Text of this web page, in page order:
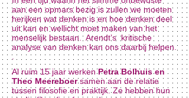
aan een opmars bezig is zullen we moeten
herijken wat denken is en hoe denken deel
uit kan en wellicht moet maken van het
menselijk bestaan. Arendt’s kritische
analyse van denken kan ons daarbij helpen.
.
Al ruim 15 jaar werkenPetra Bolhuis en
Theo Meereboersamen aan de relatie
tussen filosofie en praktijk. Ze hebben hun